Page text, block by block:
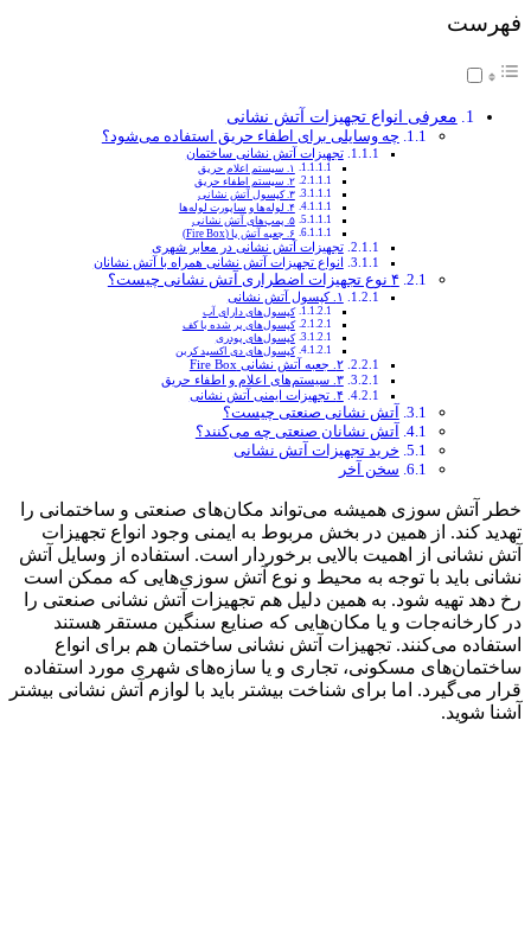
فهرست
معرفی انواع تجهیزات آتش نشانی
چه وسایلی برای اطفاء حریق استفاده می‌شود؟
تجهیزات آتش نشانی ساختمان
۱. سیستم اعلام حریق
۲. سیستم اطفاء حریق
۳. کپسول آتش نشانی
۴. لوله‌ها و ساپورت لوله‌ها
۵. پمپ‌های آتش نشانی
۶. جعبه آتش یا (Fire Box)
تجهیزات آتش نشانی در معابر شهری
انواع تجهیزات آتش نشانی همراه با آتش نشانان
۴ نوع تجهیزات اضطراری آتش نشانی چیست؟
۱. کپسول آتش نشانی
کپسول‌های دارای آب
کپسول‌های پر شده با کف
کپسول‌های پودری
کپسول‌های دی اکسید کربن
۲. جعبه آتش نشانی Fire Box
۳. سیستم‌های اعلام و اطفاء حریق
۴. تجهیزات ایمنی آتش نشانی
آتش نشانی صنعتی چیست؟
آتش نشانان صنعتی چه می‌کنند؟
خرید تجهیزات آتش نشانی
سخن آخر
خطر آتش سوزی همیشه می‌تواند مکان‌های صنعتی و ساختمانی را
تهدید کند. از همین در بخش مربوط به ایمنی وجود انواع تجهیزات
آتش نشانی از اهمیت بالایی برخوردار است. استفاده از وسایل آتش
نشانی باید با توجه به محیط و نوع آتش‌ سوزی‌هایی که ممکن است
رخ دهد تهیه شود. به همین دلیل هم تجهیزات آتش نشانی صنعتی را
در کارخانه‌جات و یا مکان‌هایی که صنایع سنگین مستقر هستند
استفاده می‌کنند. تجهیزات آتش نشانی ساختمان هم برای انواع
ساختمان‌های مسکونی، تجاری و یا سازه‌های شهری مورد استفاده
قرار می‌گیرد. اما برای شناخت بیشتر باید با لوازم آتش نشانی بیشتر
آشنا شوید.